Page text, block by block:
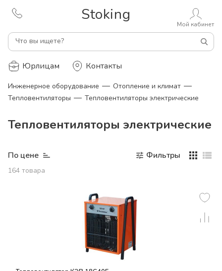
Stoking
Что вы ищете?
Мой кабинет
Юрлицам Контакты
Инженерное оборудование — Отопление и климат —
Тепловентиляторы — Тепловентиляторы электрические
Тепловентиляторы электрические
По цене
164 товара
Фильтры